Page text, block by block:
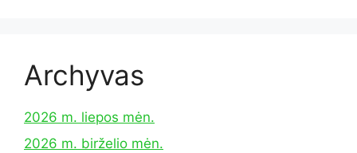
Archyvas
2026 m. liepos mėn.
2026 m. birželio mėn.